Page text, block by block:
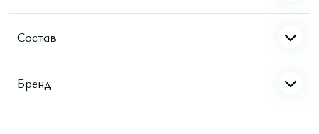
Состав
Бренд